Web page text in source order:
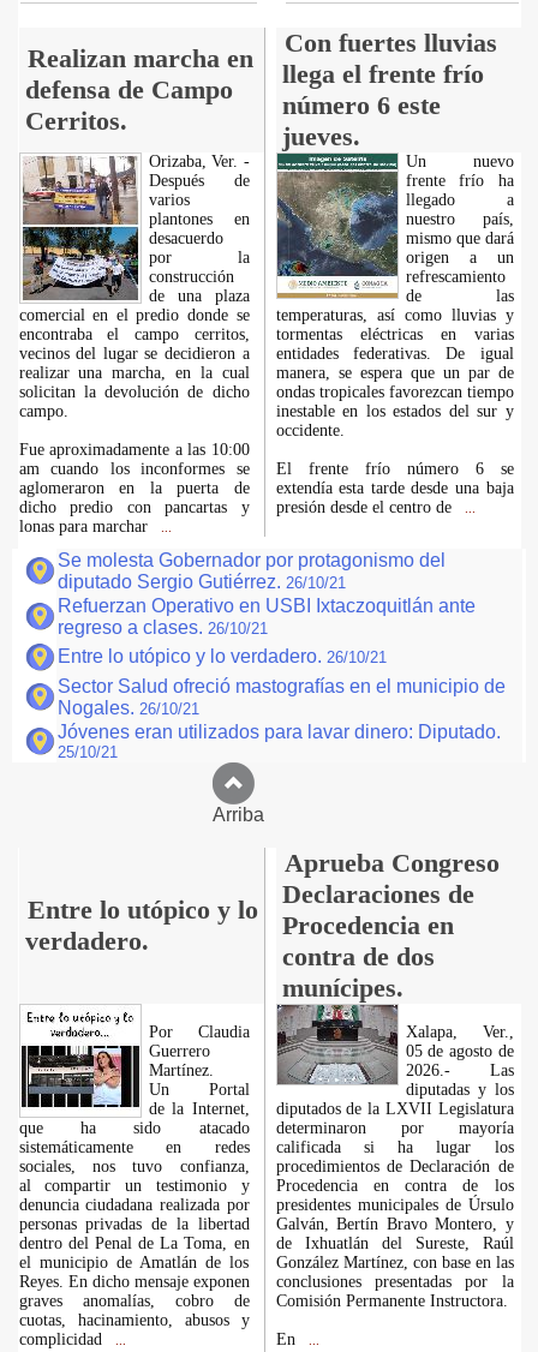
Realizan marcha en
defensa de Campo
Cerritos.
Con fuertes lluvias
llega el frente frío
número 6 este
jueves.
Orizaba, Ver. -
Después de
varios
plantones en
desacuerdo
por la
construcción
de una plaza
comercial en el predio donde se
encontraba el campo cerritos,
vecinos del lugar se decidieron a
realizar una marcha, en la cual
solicitan la devolución de dicho
campo.
Fue aproximadamente a las 10:00
am cuando los inconformes se
aglomeraron en la puerta de
dicho predio con pancartas y
lonas para marchar
Un nuevo
frente frío ha
llegado a
nuestro país,
mismo que dará
origen a un
refrescamiento
de las
temperaturas, así como lluvias y
tormentas eléctricas en varias
entidades federativas. De igual
manera, se espera que un par de
ondas tropicales favorezcan tiempo
inestable en los estados del sur y
occidente.
El frente frío número 6 se
extendía esta tarde desde una baja
presión desde el centro de
Se molesta Gobernador por protagonismo del
diputado Sergio Gutiérrez. 26/10/21
Refuerzan Operativo en USBI Ixtaczoquitlán ante
regreso a clases. 26/10/21
Entre lo utópico y lo verdadero. 26/10/21
Sector Salud ofreció mastografías en el municipio de
Nogales. 26/10/21
Jóvenes eran utilizados para lavar dinero: Diputado.
25/10/21
Arriba
Entre lo utópico y lo
verdadero.
Aprueba Congreso
Declaraciones de
Procedencia en
contra de dos
munícipes.
Por Claudia
Guerrero
Martínez.
​Un Portal
de la Internet,
que ha sido atacado
sistemáticamente en redes
sociales, nos tuvo confianza,
al compartir un testimonio y
denuncia ciudadana realizada por
personas privadas de la libertad
dentro del Penal de La Toma, en
el municipio de Amatlán de los
Reyes. En dicho mensaje exponen
graves anomalías, cobro de
cuotas, hacinamiento, abusos y
complicidad
Xalapa, Ver.,
05 de agosto de
2026.- Las
diputadas y los
diputados de la LXVII Legislatura
determinaron por mayoría
calificada si ha lugar los
procedimientos de Declaración de
Procedencia en contra de los
presidentes municipales de Úrsulo
Galván, Bertín Bravo Montero, y
de Ixhuatlán del Sureste, Raúl
González Martínez, con base en las
conclusiones presentadas por la
Comisión Permanente Instructora.
En